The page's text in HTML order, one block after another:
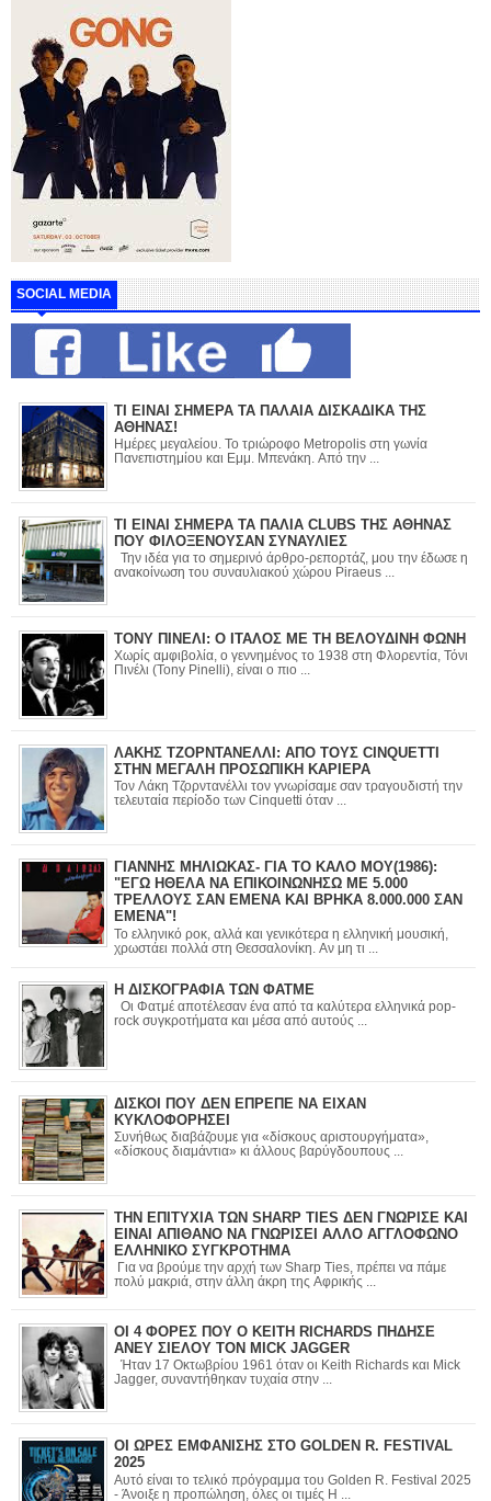
SOCIAL MEDIA
ΤΙ ΕΙΝΑΙ ΣΗΜΕΡΑ ΤΑ ΠΑΛΑΙΑ ΔΙΣΚΑΔΙΚΑ ΤΗΣ
ΑΘΗΝΑΣ!
Ημέρες μεγαλείου. Το τριώροφο Metropolis στη γωνία
Πανεπιστημίου και Εμμ. Μπενάκη. Από την ...
ΤΙ ΕΙΝΑΙ ΣΗΜΕΡΑ ΤΑ ΠΑΛΙΑ CLUBS ΤΗΣ ΑΘΗΝΑΣ
ΠΟΥ ΦΙΛΟΞΕΝΟΥΣΑΝ ΣΥΝΑΥΛΙΕΣ
Την ιδέα για το σημερινό άρθρο-ρεπορτάζ, μου την έδωσε η
ανακοίνωση του συναυλιακού χώρου Piraeus ...
ΤΟΝΥ ΠΙΝΕΛΙ: Ο ΙΤΑΛΟΣ ΜΕ ΤΗ ΒΕΛΟΥΔΙΝΗ ΦΩΝΗ
Χωρίς αμφιβολία, ο γεννημένος το 1938 στη Φλορεντία, Τόνι
Πινέλι (Tony Pinelli), είναι ο πιο ...
ΛΑΚΗΣ ΤΖΟΡΝΤΑΝΕΛΛΙ: ΑΠΟ ΤΟΥΣ CINQUETTI
ΣΤΗΝ ΜΕΓΑΛΗ ΠΡΟΣΩΠΙΚΗ ΚΑΡΙΕΡΑ
Τον Λάκη Τζορντανέλλι τον γνωρίσαμε σαν τραγουδιστή την
τελευταία περίοδο των Cinquetti όταν ...
ΓΙΑΝΝΗΣ ΜΗΛΙΩΚΑΣ- ΓΙΑ ΤΟ ΚΑΛΟ ΜΟΥ(1986):
"ΕΓΩ ΗΘΕΛΑ ΝΑ ΕΠΙΚΟΙΝΩΝΗΣΩ ΜΕ 5.000
ΤΡΕΛΛΟΥΣ ΣΑΝ ΕΜΕΝΑ ΚΑΙ ΒΡΗΚΑ 8.000.000 ΣΑΝ
ΕΜΕΝΑ"!
Το ελληνικό ροκ, αλλά και γενικότερα η ελληνική μουσική,
χρωστάει πολλά στη Θεσσαλονίκη. Αν μη τι ...
Η ΔΙΣΚΟΓΡΑΦΙΑ ΤΩΝ ΦΑΤΜΕ
Οι Φατμέ αποτέλεσαν ένα από τα καλύτερα ελληνικά pop-
rock συγκροτήματα και μέσα από αυτούς ...
ΔΙΣΚΟΙ ΠΟΥ ΔΕΝ ΕΠΡΕΠΕ ΝΑ ΕΙΧΑΝ
ΚΥΚΛΟΦΟΡΗΣΕΙ
Συνήθως διαβάζουμε για «δίσκους αριστουργήματα»,
«δίσκους διαμάντια» κι άλλους βαρύγδουπους ...
ΤΗΝ ΕΠΙΤΥΧΙΑ ΤΩΝ SHARP TIES ΔΕΝ ΓΝΩΡΙΣΕ ΚΑΙ
ΕΙΝΑΙ ΑΠΙΘΑΝΟ ΝΑ ΓΝΩΡΙΣΕΙ ΑΛΛΟ ΑΓΓΛΟΦΩΝΟ
ΕΛΛΗΝΙΚΟ ΣΥΓΚΡΟΤΗΜΑ
Για να βρούμε την αρχή των Sharp Ties, πρέπει να πάμε
πολύ μακριά, στην άλλη άκρη της Αφρικής ...
ΟΙ 4 ΦΟΡΕΣ ΠΟΥ Ο KEITH RICHARDS ΠΗΔΗΣΕ
ΑΝΕΥ ΣΙΕΛΟΥ ΤΟΝ MICK JAGGER
Ήταν 17 Οκτωβρίου 1961 όταν οι Keith Richards και Mick
Jagger, συναντήθηκαν τυχαία στην ...
ΟΙ ΩΡΕΣ ΕΜΦΑΝΙΣΗΣ ΣΤΟ GOLDEN R. FESTIVAL
2025
Αυτό είναι το τελικό πρόγραμμα του Golden R. Festival 2025
- Άνοιξε η προπώληση, όλες οι τιμές Η ...